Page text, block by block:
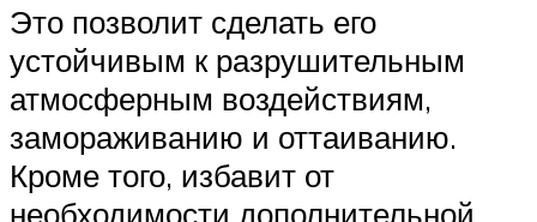
Это позволит сделать его
устойчивым к разрушительным
атмосферным воздействиям,
замораживанию и оттаиванию.
Кроме того, избавит от
необходимости дополнительной